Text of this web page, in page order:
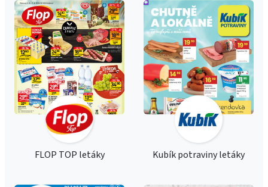
FLOP TOP letáky Kubík potraviny letáky